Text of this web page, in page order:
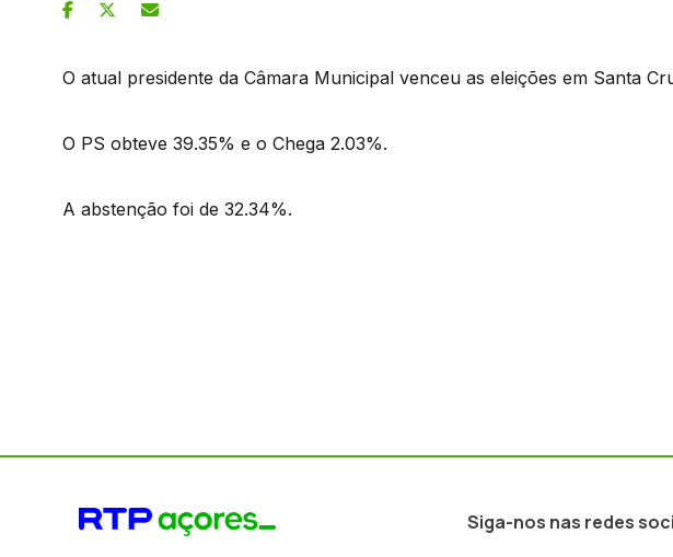
O atual presidente da Câmara Municipal venceu as eleições em Santa
O PS obteve 39.35% e o Chega 2.03%.
A abstenção foi de 32.34%.
Siga-nos nas redes